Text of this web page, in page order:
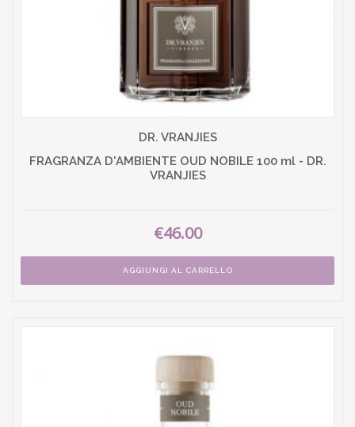
DR. VRANJIES
FRAGRANZA D'AMBIENTE OUD NOBILE 100 ml - DR.
VRANJIES
€46.00
AGGIUNGI AL CARRELLO